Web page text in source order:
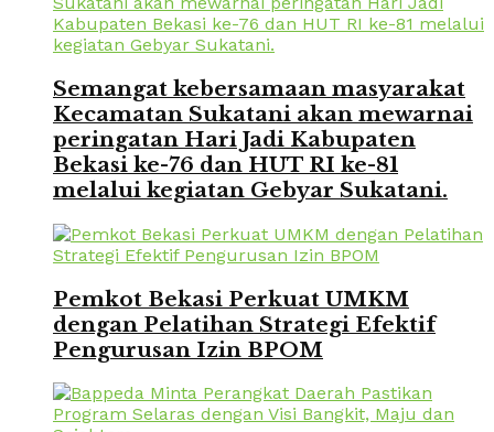
Semangat kebersamaan masyarakat
Kecamatan Sukatani akan mewarnai
peringatan Hari Jadi Kabupaten
Bekasi ke-76 dan HUT RI ke-81
melalui kegiatan Gebyar Sukatani.
Pemkot Bekasi Perkuat UMKM
dengan Pelatihan Strategi Efektif
Pengurusan Izin BPOM